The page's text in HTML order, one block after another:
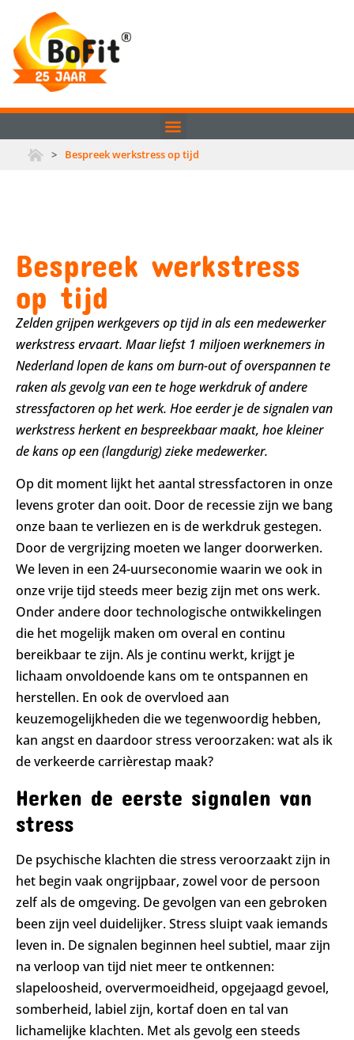
> Bespreek werkstress op tijd
Bespreek werkstress
op tijd
Zelden grijpen werkgevers op tijd in als een medewerker
werkstress ervaart. Maar liefst 1 miljoen werknemers in
Nederland lopen de kans om burn-out of overspannen te
raken als gevolg van een te hoge werkdruk of andere
stressfactoren op het werk. Hoe eerder je de signalen van
werkstress herkent en bespreekbaar maakt, hoe kleiner
de kans op een (langdurig) zieke medewerker.
Op dit moment lijkt het aantal stressfactoren in onze
levens groter dan ooit. Door de recessie zijn we bang
onze baan te verliezen en is de werkdruk gestegen.
Door de vergrijzing moeten we langer doorwerken.
We leven in een 24-uurseconomie waarin we ook in
onze vrije tijd steeds meer bezig zijn met ons werk.
Onder andere door technologische ontwikkelingen
die het mogelijk maken om overal en continu
bereikbaar te zijn. Als je continu werkt, krijgt je
lichaam onvoldoende kans om te ontspannen en
herstellen. En ook de overvloed aan
keuzemogelijkheden die we tegenwoordig hebben,
kan angst en daardoor stress veroorzaken: wat als ik
de verkeerde carrièrestap maak?
Herken de eerste signalen van
stress
De psychische klachten die stress veroorzaakt zijn in
het begin vaak ongrijpbaar, zowel voor de persoon
zelf als de omgeving. De gevolgen van een gebroken
been zijn veel duidelijker. Stress sluipt vaak iemands
leven in. De signalen beginnen heel subtiel, maar zijn
na verloop van tijd niet meer te ontkennen:
slapeloosheid, oververmoeidheid, opgejaagd gevoel,
somberheid, labiel zijn, kortaf doen en tal van
lichamelijke klachten. Met als gevolg een steeds